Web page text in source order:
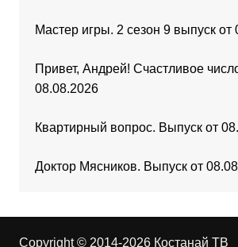
Мастер игры. 2 сезон 9 выпуск от
Привет, Андрей! Счастливое
08.08.2026
Квартирный вопрос. Выпуск от
Доктор Мясников. Выпуск от
Copyright © 2014-2026 Костанай ТВ